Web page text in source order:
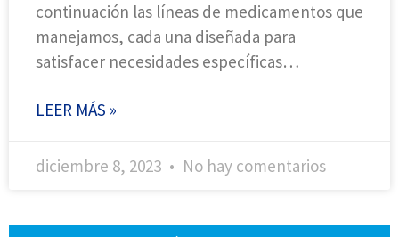
continuación las líneas de medicamentos que
manejamos, cada una diseñada para
satisfacer necesidades específicas…
LEER MÁS »
diciembre 8, 2023 No hay comentarios